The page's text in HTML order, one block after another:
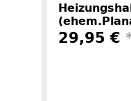
29,95 €